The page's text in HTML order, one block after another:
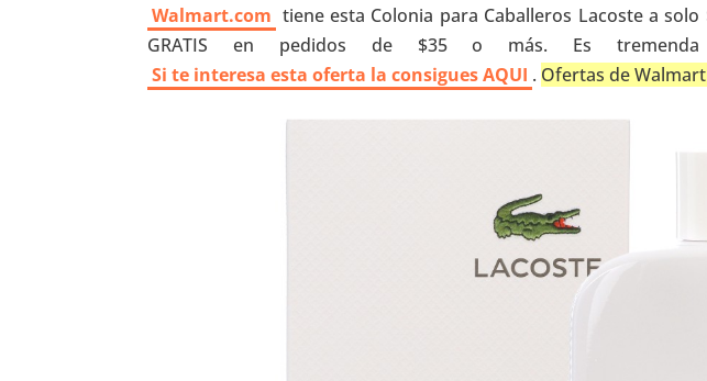
Walmart.com tiene esta Colonia para Caballeros Lacoste a solo
GRATIS en pedidos de $35 o más. Es
Si te interesa esta oferta la consigues AQUI . Ofertas de